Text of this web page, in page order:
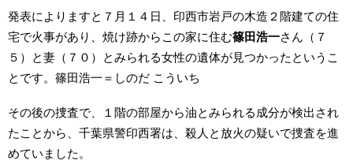
発表によりますと７月１４日、印西市岩戸の木造２階建ての住
宅で火事があり、焼け跡からこの家に住む篠田浩一さん（７
５）と妻（７０）とみられる女性の遺体が見つかったというこ
とです。篠田浩一＝しのだ こういち
その後の捜査で、１階の部屋から油とみられる成分が検出され
たことから、千葉県警印西署は、殺人と放火の疑いで捜査を進
めていました。